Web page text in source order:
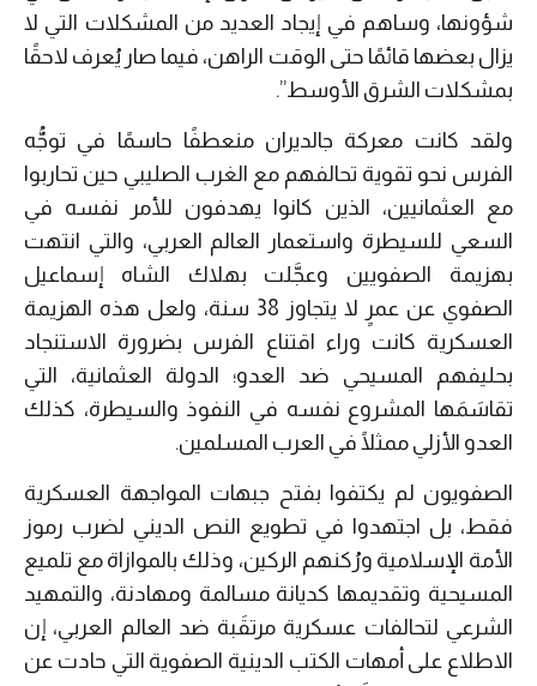
شؤونها، وساهم في إيجاد العديد من المشكلات التي لا
يزال بعضها قائمًا حتى الوقت الراهن، فيما صار يُعرف لاحقًا
بمشكلات الشرق الأوسط”.
ولقد كانت معركة جالديران منعطفًا حاسمًا في توجُّه
الفرس نحو تقوية تحالفهم مع الغرب الصليبي حين تحاربوا
مع العثمانيين، الذين كانوا يهدفون للأمر نفسه في
السعي للسيطرة واستعمار العالم العربي، والتي انتهت
بهزيمة الصفويين وعجَّلت بهلاك الشاه إسماعيل
الصفوي عن عمرٍ لا يتجاوز 38 سنة، ولعل هذه الهزيمة
العسكرية كانت وراء اقتناع الفرس بضرورة الاستنجاد
بحليفهم المسيحي ضد العدو؛ الدولة العثمانية، التي
تقاسَمَها المشروع نفسه في النفوذ والسيطرة، كذلك
العدو الأزلي ممثلًا في العرب المسلمين.
الصفويون لم يكتفوا بفتح جبهات المواجهة العسكرية
فقط، بل اجتهدوا في تطويع النص الديني لضرب رموز
الأمة الإسلامية ورُكنهم الركين، وذلك بالموازاة مع تلميع
المسيحية وتقديمها كديانة مسالمة ومهادنة، والتمهيد
الشرعي لتحالفات عسكرية مرتقَبة ضد العالم العربي، إن
الاطلاع على أمهات الكتب الدينية الصفوية التي حادت عن